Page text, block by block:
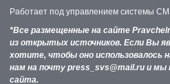
Работает под управлением системы
*Все размещенные на сайте
из открытых источников. Если Вы
хотите, чтобы оно использовалось
нам на почту press_svs@mail.ru и мы
сайта.